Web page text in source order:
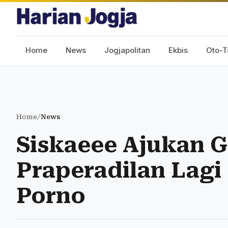
Home News Jogjapolitan Ekbis Oto-
Home/News
Siskaeee Ajukan
Praperadilan
Porno